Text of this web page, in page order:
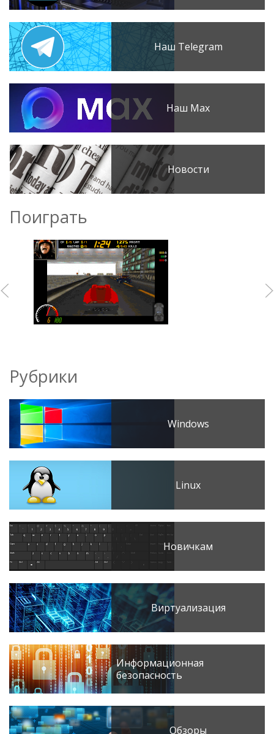
Наш Telegram
Наш Max
Новости
Поиграть
Рубрики
Windows
Linux
Новичкам
Виртуализация
Информационная
безопасность
Обзоры